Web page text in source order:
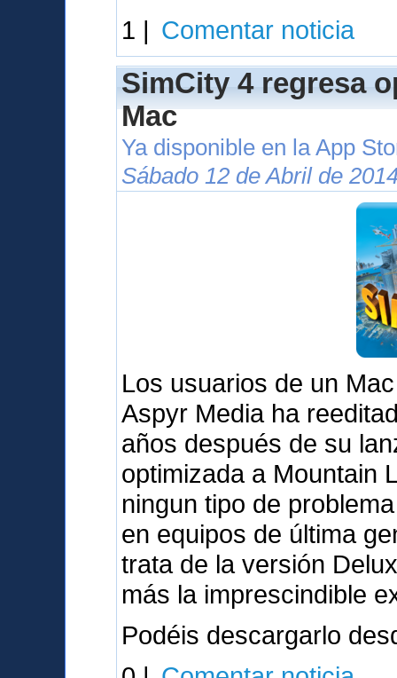
1 | Comentar noticia
SimCity 4 regresa
Mac
Ya disponible en la App
Sábado 12 de Abril de
Los usuarios de un
Aspyr Media ha
años después de su
optimizada a Mountain
ningun tipo de
en equipos de última
trata de la versión
más la imprescindible
Podéis descargarlo